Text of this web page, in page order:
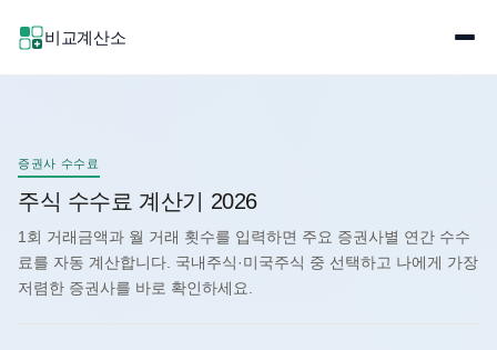
비교계산소
증권사 수수료
주식 수수료 계산기 2026
1회 거래금액과 월 거래 횟수를 입력하면 주요 증권사별 연간 수수
료를 자동 계산합니다. 국내주식·미국주식 중 선택하고 나에게 가장
저렴한 증권사를 바로 확인하세요.